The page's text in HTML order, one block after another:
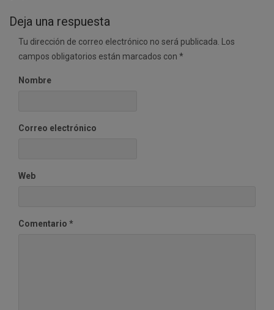
Deja una respuesta
Tu dirección de correo electrónico no será publicada.
Los
campos obligatorios están marcados con *
Nombre
Correo electrónico
Web
Comentario *